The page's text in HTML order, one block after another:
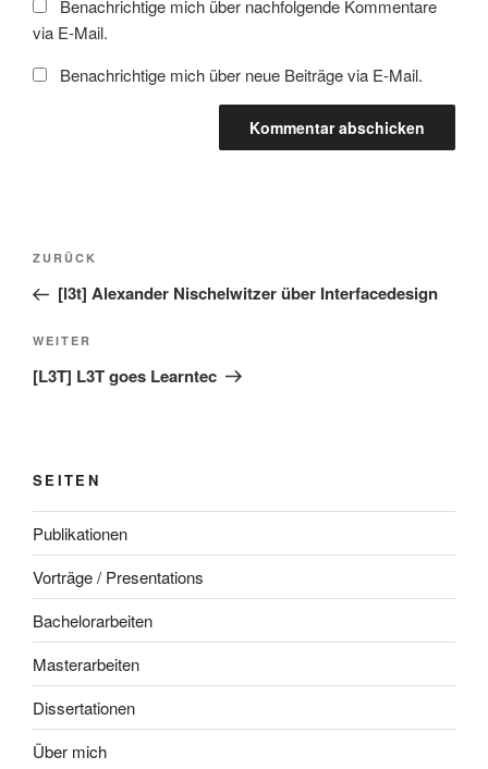
Benachrichtige mich über nachfolgende Kommentare
via E-Mail.
Benachrichtige mich über neue Beiträge via E-Mail.
Beitragsnavigation
Vorheriger
Beitrag
ZURÜCK
[l3t] Alexander Nischelwitzer über Interfacedesign
Nächster
Beitrag
WEITER
[L3T] L3T goes Learntec
SEITEN
Publikationen
Vorträge / Presentations
Bachelorarbeiten
Masterarbeiten
Dissertationen
Über mich